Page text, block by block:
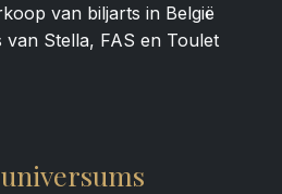
van biljarts in België
Stella, FAS en Toulet